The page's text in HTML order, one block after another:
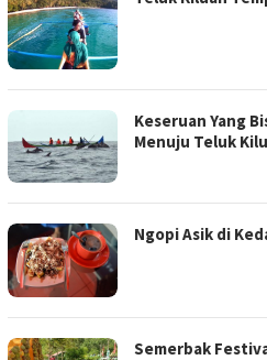
Keseruan Yang
Menuju Teluk
Ngopi Asik di
Semerbak